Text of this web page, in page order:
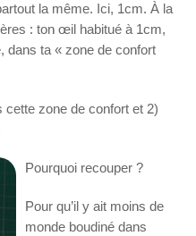
la même. Ici, 1cm. À la
: ton œil habitué à 1cm,
dans ta « zone de confort
zone de confort et 2)
Pourquoi recouper ?
Pour qu’il y ait moins de
monde boudiné dans